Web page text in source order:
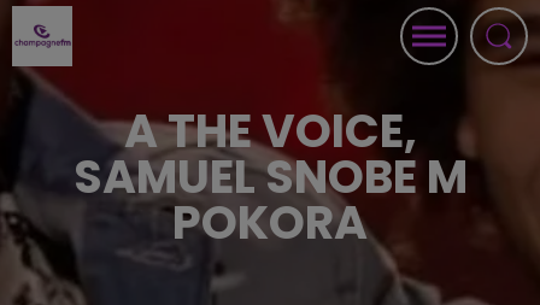
A THE VOICE,
SAMUEL SNOBE M
POKORA